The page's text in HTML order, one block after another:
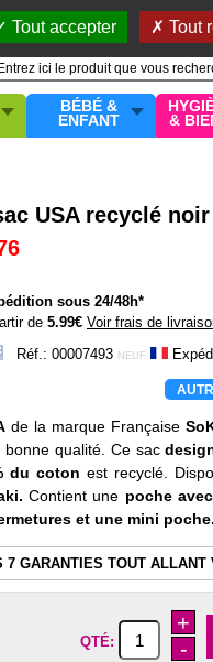
Tout accepter Tout
Mon compte
BÉBÉ &
ENFANT
&
USA recyclé noir
sous 24/48h*
de 5.99€ Voir frais de
Réf.: 00007493 NEUF
de la marque Française
bonne qualité. Ce sac
du coton est recyclé.
Contient une poche
et une mini poche.
7 GARANTIES TOUT ALLANT
QTÉ:
+
-